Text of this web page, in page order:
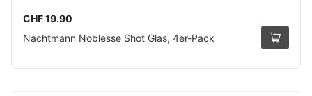
CHF 19.90
Nachtmann Noblesse Shot Glas, 4er-Pack